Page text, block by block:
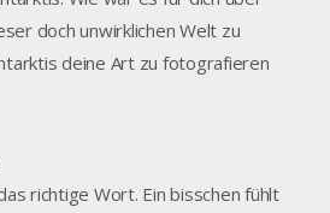
doch unwirklichen Welt zu
deine Art zu fotografieren
richtige Wort. Ein bisschen fühlt